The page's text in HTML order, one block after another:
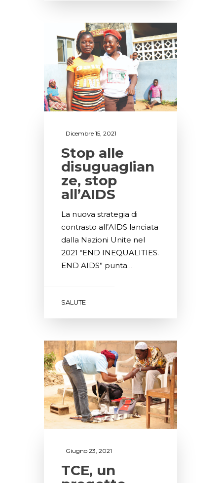
Dicembre 15, 2021
Stop alle
disuguaglian
ze, stop
all’AIDS
La nuova strategia di
contrasto all’AIDS lanciata
dalla Nazioni Unite nel
2021 “END INEQUALITIES.
END AIDS” punta…
SALUTE
Giugno 23, 2021
TCE, un